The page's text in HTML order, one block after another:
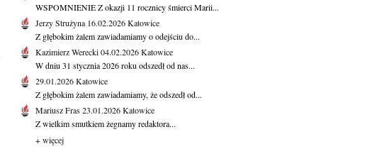
WSPOMNIENIE Z okazji 11 rocznicy śmierci Marii...
Jerzy Strużyna 16.02.2026Katowice
Z głębokim żalem zawiadamiamy o odejściu do...
Kazimierz Werecki04.02.2026Katowice
W dniu 31 stycznia 2026 roku odszedł od nas...
29.01.2026Katowice
Z głębokim żalem zawiadamiamy, że odszedł od...
Mariusz Fras23.01.2026Katowice
Z wielkim smutkiem żegnamy redaktora...
+ więcej